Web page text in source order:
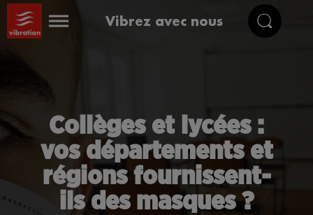
Vibrez avec nous
Collèges et lycées :
vos départements et
régions fournissent-
ils des masques ?